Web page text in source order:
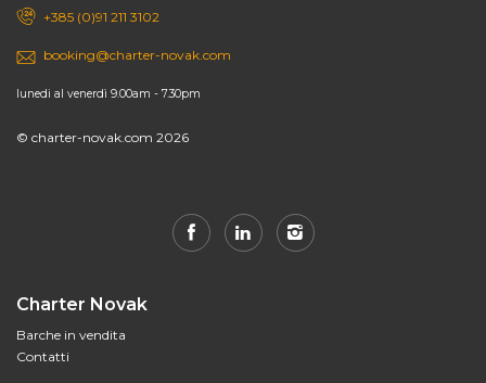
+385 (0)91 211 3102
booking@charter-novak.com
lunedi al venerdì 9.00am - 7.30pm
© charter-novak.com 2026
Charter Novak
Barche in vendita
Contatti